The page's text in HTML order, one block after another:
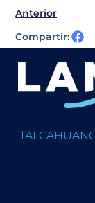
Anterior
Compartir: